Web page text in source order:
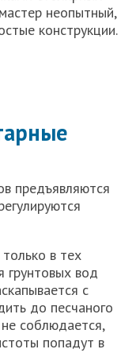
неопытный,
конструкции.
предъявляются
в тех
грунтовых вод
с
до песчаного
соблюдается,
попадут в